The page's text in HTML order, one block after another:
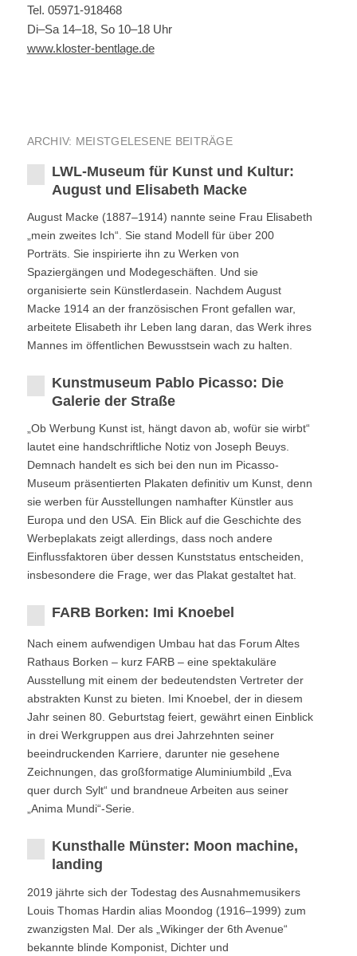
Tel. 05971-918468
Di–Sa 14–18, So 10–18 Uhr
www.kloster-bentlage.de
ARCHIV: MEISTGELESENE BEITRÄGE
LWL-Museum für Kunst und Kultur:
August und Elisabeth Macke
August Macke (1887–1914) nannte seine Frau Elisabeth
„mein zweites Ich“. Sie stand Modell für über 200
Porträts. Sie inspirierte ihn zu Werken von
Spaziergängen und Modegeschäften. Und sie
organisierte sein Künstlerdasein. Nachdem August
Macke 1914 an der französischen Front gefallen war,
arbeitete Elisabeth ihr Leben lang daran, das Werk ihres
Mannes im öffentlichen Bewusstsein wach zu halten.
Kunstmuseum Pablo Picasso: Die
Galerie der Straße
„Ob Werbung Kunst ist, hängt davon ab, wofür sie wirbt“
lautet eine handschriftliche Notiz von Joseph Beuys.
Demnach handelt es sich bei den nun im Picasso-
Museum präsentierten Plakaten definitiv um Kunst, denn
sie werben für Ausstellungen namhafter Künstler aus
Europa und den USA. Ein Blick auf die Geschichte des
Werbeplakats zeigt allerdings, dass noch andere
Einflussfaktoren über dessen Kunststatus entscheiden,
insbesondere die Frage, wer das Plakat gestaltet hat.
FARB Borken: Imi Knoebel
Nach einem aufwendigen Umbau hat das Forum Altes
Rathaus Borken – kurz FARB – eine spektakuläre
Ausstellung mit einem der bedeutendsten Vertreter der
abstrakten Kunst zu bieten. Imi Knoebel, der in diesem
Jahr seinen 80. Geburtstag feiert, gewährt einen Einblick
in drei Werkgruppen aus drei Jahrzehnten seiner
beeindruckenden Karriere, darunter nie gesehene
Zeichnungen, das großformatige Aluminiumbild „Eva
quer durch Sylt“ und brandneue Arbeiten aus seiner
„Anima Mundi“-Serie.
Kunsthalle Münster: Moon machine,
landing
2019 jährte sich der Todestag des Ausnahmemusikers
Louis Thomas Hardin alias Moondog (1916–1999) zum
zwanzigsten Mal. Der als „Wikinger der 6th Avenue“
bekannte blinde Komponist, Dichter und